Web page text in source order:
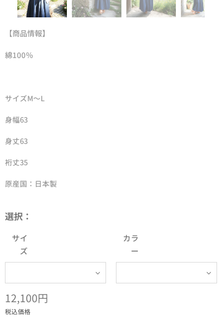
【商品情報】
綿100％
サイズM～L
身幅63
身丈63
裄丈35
原産国：日本製
選択：
サイ
ズ
カラ
ー
12,100円
税込価格